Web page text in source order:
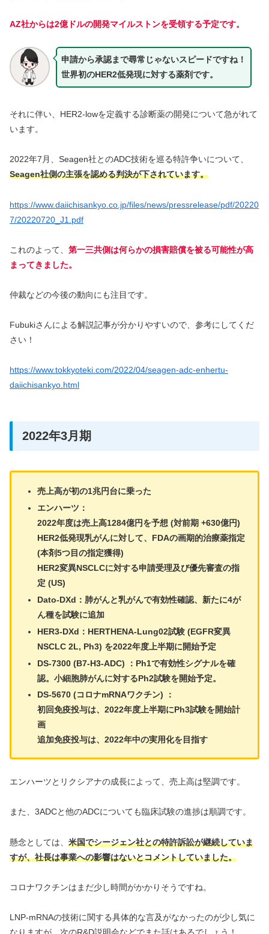
AZ社からは2億ドルの開発マイルストンを受領する予定です。
申請から承認まで尋常じゃないスピードですね！
世界初のHER2低発現に対する薬剤です。
それに伴い、HER2-lowを定義する診断薬の開発について急がれて
います。
2022年7月、Seagen社とのADC技術を巡る特許争いについて、
Seagen社側の主張を認める判決が下されています。
https://www.daiichisankyo.co.jp/files/news/pressrelease/pdf/20220
7/20220720_J1.pdf
これのよって、 第一三共側は何らかの損害賠償を被る可能性が高
まってきました。
仲裁などの今後の動向にも注目です。
Fubukiさんによる解説記事が分かりやすいので、参考にしてくだ
さい！
https://www.tokkyoteki.com/2022/04/seagen-adc-enhertu-
daiichisankyo.html
2022年3月期
売上高が初の1兆円台に乗った
エンハーツ：
2022年度は売上高1284億円を予想 (対前期 +630億円)
HER2低発現乳がんに対して、FDAの画期的治療薬指定
(本剤5つ目の指定獲得)
HER2変異NSCLCに対する申請受理及び優先審査の指
定 (US)
Dato-DXd：肺がんと乳がんで有効性確認、新たに4が
ん種を試験に追加
HER3-DXd：HERTHENA-Lung02試験 (EGFR変異
NSCLC 2L, Ph3) を2022年度上半期に開始予定
DS-7300 (B7-H3-ADC) ：Ph1で有効性シグナルを確
認。小細胞肺がんに対するPh2試験を開始予定。
DS-5670 (コロナmRNAワクチン) ：
初回免疫投与は、2022年度上半期にPh3試験を開始計
画
追加免疫投与は、2022年中の実用化を目指す
エンハーツとリクシアナの成長によって、売上高は堅調です。
また、3ADCと他のADCについても臨床試験の進捗は順調です。
懸念としては、 米国でシージェン社との特許訴訟が継続していま
すが、社長は事業への影響はないとコメントしていました。
コロナワクチンはまだ少し時間がかかりそうですね。
LNP-mRNAの技術に関する具体的な言及がなかったのが少し気に